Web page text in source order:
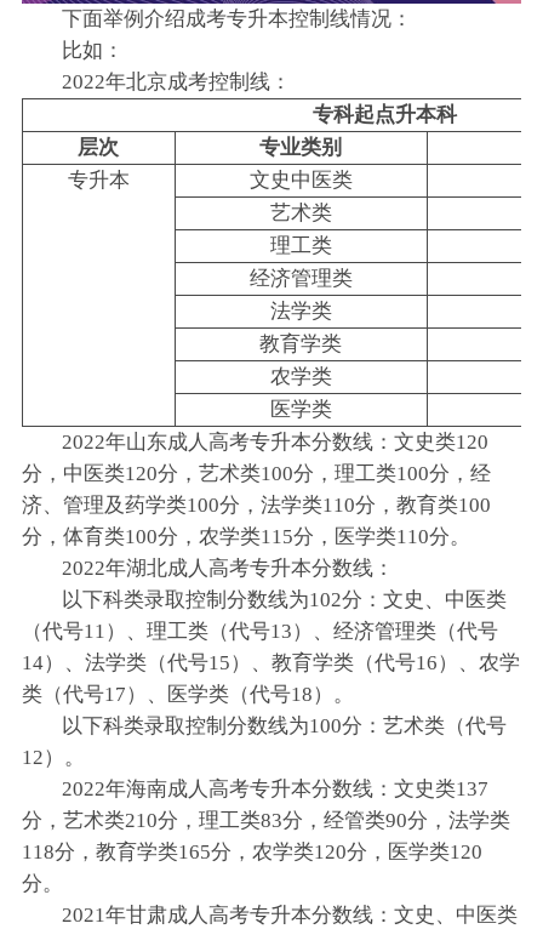
下面举例介绍成考专升本控制线情况：
比如：
2022年北京成考控制线：
专科起点升本科
层次
专业类别
专升本
文史中医类
艺术类
理工类
经济管理类
法学类
教育学类
农学类
医学类
2022年山东成人高考专升本分数线：文史类120
分，中医类120分，艺术类100分，理工类100分，经
济、管理及药学类100分，法学类110分，教育类100
分，体育类100分，农学类115分，医学类110分。
2022年湖北成人高考专升本分数线：
以下科类录取控制分数线为102分：文史、中医类
（代号11）、理工类（代号13）、经济管理类（代号
14）、法学类（代号15）、教育学类（代号16）、农学
类（代号17）、医学类（代号18）。
以下科类录取控制分数线为100分：艺术类（代号
12）。
2022年海南成人高考专升本分数线：文史类137
分，艺术类210分，理工类83分，经管类90分，法学类
118分，教育学类165分，农学类120分，医学类120
分。
2021年甘肃成人高考专升本分数线：文史、中医类